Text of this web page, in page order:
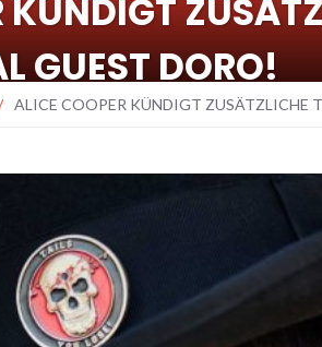
KÜNDIGT
GUEST DORO!
ALICE COOPER KÜNDIGT ZUSÄTZLICHE